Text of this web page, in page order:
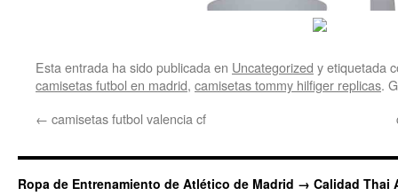
Esta entrada ha sido publicada en Uncategorized y etiquetada
camisetas futbol en madrid, camisetas tommy hilfiger replicas.
← camisetas futbol valencia cf
Ropa de Entrenamiento de Atlético de Madrid → Calidad Thai